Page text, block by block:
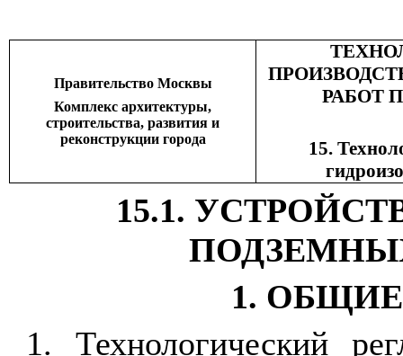
Правительство Москвы
Комплекс архитектуры,
строительства, развития и
реконструкции города
РАБОТ
15.
15.1.
1.
1. Технологический